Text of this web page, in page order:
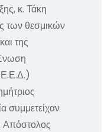
κ. Τάκη
των θεσμικών
της
συμμετείχαν